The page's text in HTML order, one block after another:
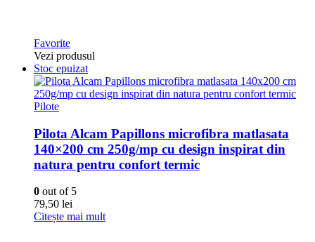
Favorite
Vezi produsul
Stoc epuizat
Pilote
Pilota Alcam Papillons microfibra matlasata
140×200 cm 250g/mp cu design inspirat din
natura pentru confort termic
0 out of 5
79,50 lei
Citește mai mult